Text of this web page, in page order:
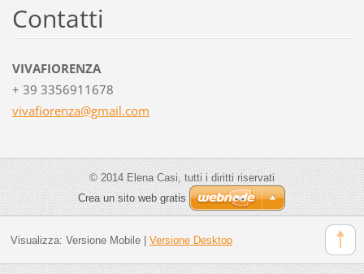
Contatti
VIVAFIORENZA
+ 39 3356911678
vivafiorenza@gmail.com
© 2014 Elena Casi, tutti i diritti riservati
Crea un sito web gratis
Visualizza: Versione Mobile| Versione Desktop